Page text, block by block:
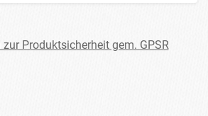
Produktsicherheit gem. GPSR